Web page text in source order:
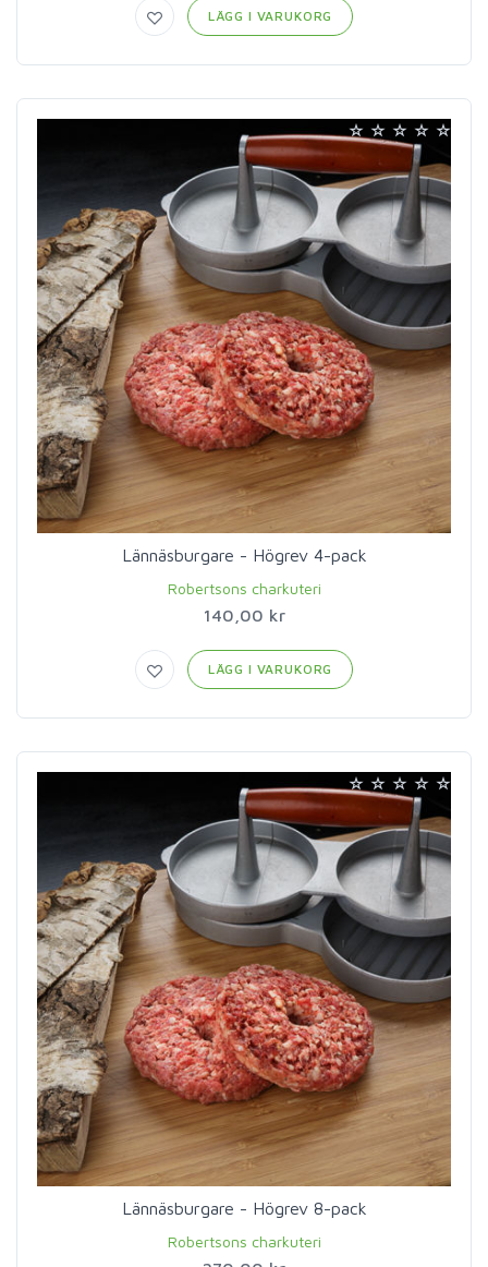
LÄGG I VARUKORG
Lännäsburgare - Högrev 4-pack
Robertsons charkuteri
140,00 kr
LÄGG I VARUKORG
Lännäsburgare - Högrev 8-pack
Robertsons charkuteri